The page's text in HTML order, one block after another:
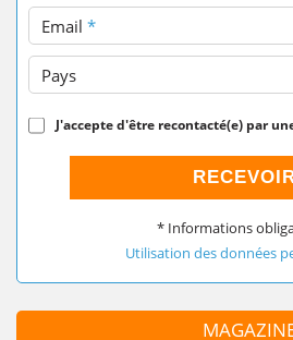
Email *
Pays
J'accepte d'être recontacté(e) par
* Informations
Utilisation des données